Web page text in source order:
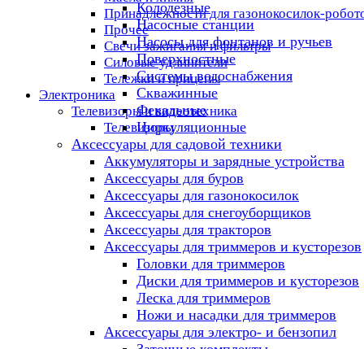
Принадлежности для газонокосилок-
Прочее
Свечи зажигания и фильтры
Силовые удлинители
Тележки и прицепы
Электроника
Телевизоры и видеотехника
Телевизоры
Колодезные
Насосные станции
Насосы для фонтанов и ручьев
Поверхностные
Системы водоснабжения
Скважинные
Фекальные
Циркуляционные
Аксессуары для садовой техники
Аккумуляторы и зарядные устройства
Аксессуары для буров
Аксессуары для газонокосилок
Аксессуары для снегоуборщиков
Аксессуары для тракторов
Аксессуары для триммеров и кусторезов
Головки для триммеров
Диски для триммеров и кусторезов
Леска для триммеров
Ножи и насадки для триммеров
Аксессуары для электро- и бензопил